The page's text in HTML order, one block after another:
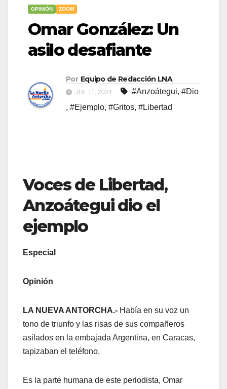
OPINIÓN ZOOM
Omar González: Un
asilo desafiante
Por Equipo de Redacción LNA
JUL 11, 2024 #Anzoátegui, #Dio
, #Ejemplo, #Gritos, #Libertad
Voces de Libertad,
Anzoátegui dio el
ejemplo
Especial
Opinión
LA NUEVA ANTORCHA.- Había en su voz un
tono de triunfo y las risas de sus compañeros
asilados en la embajada Argentina, en Caracas,
tapizaban el teléfono.
Es la parte humana de este periodista, Omar